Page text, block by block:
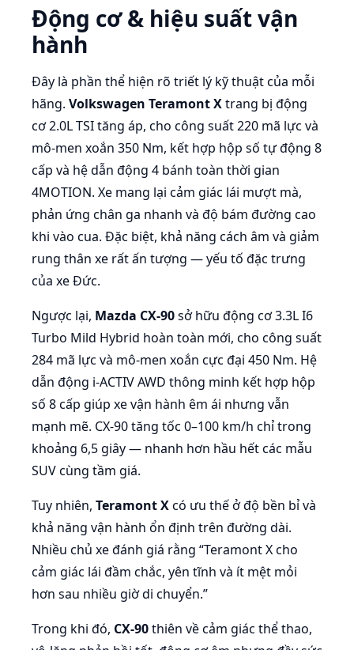
Động cơ & hiệu suất vận
hành
Đây là phần thể hiện rõ triết lý kỹ thuật của mỗi
hãng. Volkswagen Teramont Xtrang bị động
cơ 2.0L TSI tăng áp, cho công suất 220 mã lực và
mô-men xoắn 350 Nm, kết hợp hộp số tự động 8
cấp và hệ dẫn động 4 bánh toàn thời gian
4MOTION. Xe mang lại cảm giác lái mượt mà,
phản ứng chân ga nhanh và độ bám đường cao
khi vào cua. Đặc biệt, khả năng cách âm và giảm
rung thân xe rất ấn tượng — yếu tố đặc trưng
của xe Đức.
Ngược lại, Mazda CX-90sở hữu động cơ 3.3L I6
Turbo Mild Hybrid hoàn toàn mới, cho công suất
284 mã lực và mô-men xoắn cực đại 450 Nm. Hệ
dẫn động i-ACTIV AWD thông minh kết hợp hộp
số 8 cấp giúp xe vận hành êm ái nhưng vẫn
mạnh mẽ. CX-90 tăng tốc 0–100 km/h chỉ trong
khoảng 6,5 giây — nhanh hơn hầu hết các mẫu
SUV cùng tầm giá.
Tuy nhiên, Teramont Xcó ưu thế ở độ bền bỉ và
khả năng vận hành ổn định trên đường dài.
Nhiều chủ xe đánh giá rằng “Teramont X cho
cảm giác lái đầm chắc, yên tĩnh và ít mệt mỏi
hơn sau nhiều giờ di chuyển.”
Trong khi đó, CX-90thiên về cảm giác thể thao,